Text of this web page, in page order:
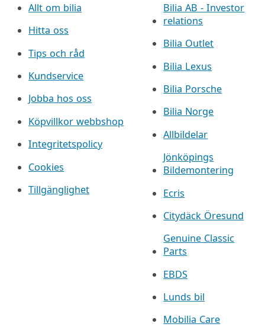
Allt om bilia
Hitta oss
Tips och råd
Kundservice
Jobba hos oss
Köpvillkor webbshop
Integritetspolicy
Cookies
Tillgänglighet
Bilia AB - Investor
relations
Bilia Outlet
Bilia Lexus
Bilia Porsche
Bilia Norge
Allbildelar
Jönköpings
Bildemontering
Ecris
Citydäck Öresund
Genuine Classic
Parts
EBDS
Lunds bil
Mobilia Care